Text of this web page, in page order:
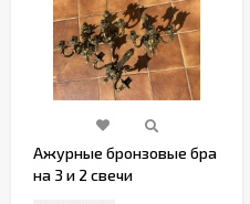
Ажурные бронзовые бра
на 3 и 2 свечи